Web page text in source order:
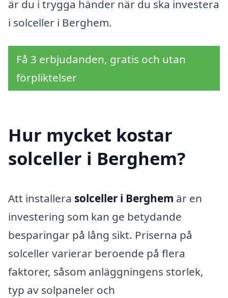
är du i trygga händer när du ska investera
i solceller i Berghem.
Få 3 erbjudanden, gratis och utan
förpliktelser
Hur mycket kostar
solceller i Berghem?
Att installera solceller i Berghem är en
investering som kan ge betydande
besparingar på lång sikt. Priserna på
solceller varierar beroende på flera
faktorer, såsom anläggningens storlek,
typ av solpaneler och